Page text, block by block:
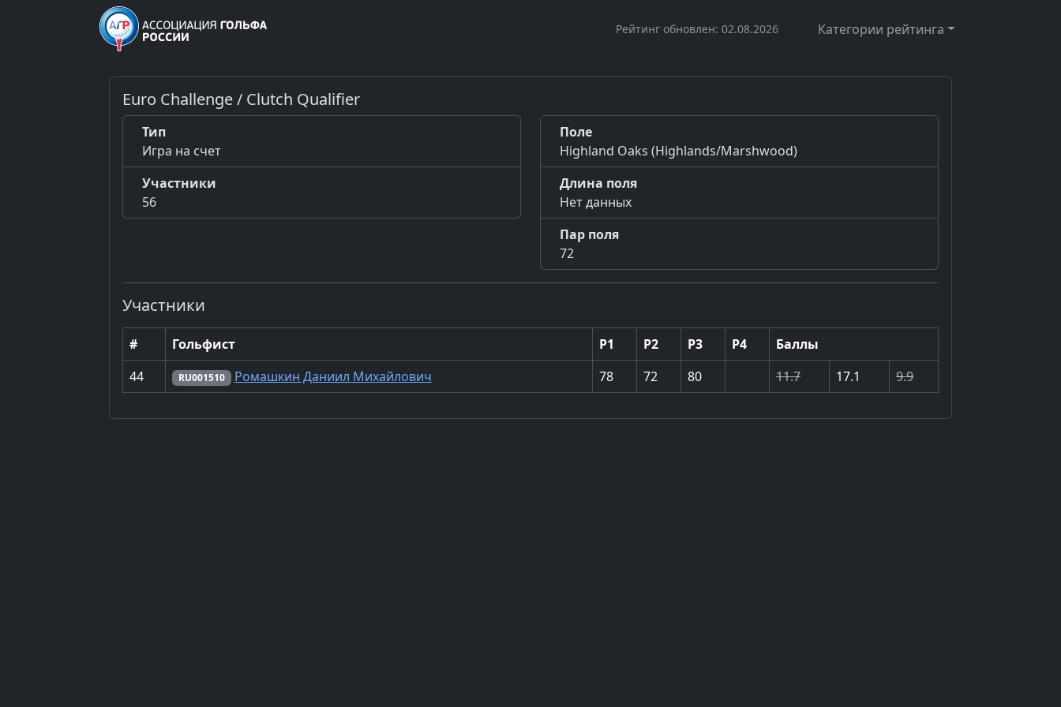
Рейтинг обновлен: 02.08.2026 Категории рейтинга
Euro Challenge / Clutch Qualifier
Тип
Игра на счет
Участники
56
Поле
Highland Oaks (Highlands/Marshwood)
Длина поля
Нет данных
Пар поля
72
Участники
# Гольфист Р1 Р2 Р3 Р4
Баллы
44
RU001510 Ромашкин Даниил Михайлович 78 72 80 11.7 17.1 9.9